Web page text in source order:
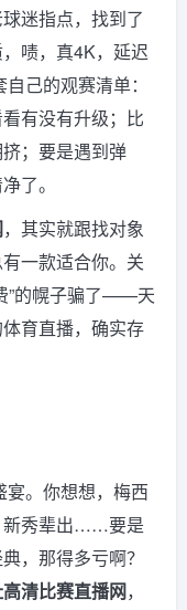
迷指点，找到了
啧，真4K，延迟
己的观赛清单：
有没有升级；比
；要是遇到弹
了。
，其实就跟找对象
一款适合你。关
”的幌子骗了——天
育直播，确实存
。你想想，梅西
新秀辈出……要是
，那得多亏啊？
清比赛直播网，